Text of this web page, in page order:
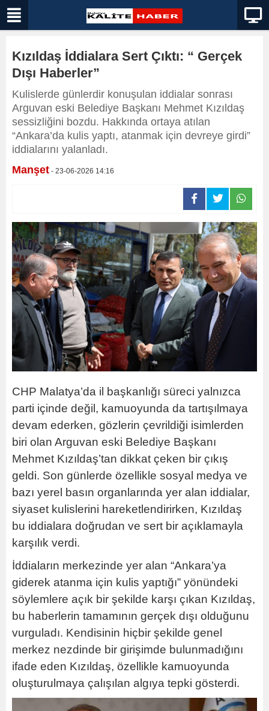
Kızıldaş İddialara Sert Çıktı: “ Gerçek
Dışı Haberler”
Kulislerde günlerdir konuşulan iddialar sonrası
Arguvan eski Belediye Başkanı Mehmet Kızıldaş
sessizliğini bozdu. Hakkında ortaya atılan
“Ankara’da kulis yaptı, atanmak için devreye girdi”
iddialarını yalanladı.
Manşet - 23-06-2026 14:16
CHP Malatya’da il başkanlığı süreci yalnızca
parti içinde değil, kamuoyunda da tartışılmaya
devam ederken, gözlerin çevrildiği isimlerden
biri olan Arguvan eski Belediye Başkanı
Mehmet Kızıldaş’tan dikkat çeken bir çıkış
geldi. Son günlerde özellikle sosyal medya ve
bazı yerel basın organlarında yer alan iddialar,
siyaset kulislerini hareketlendirirken, Kızıldaş
bu iddialara doğrudan ve sert bir açıklamayla
karşılık verdi.
İddiaların merkezinde yer alan “Ankara’ya
giderek atanma için kulis yaptığı” yönündeki
söylemlere açık bir şekilde karşı çıkan Kızıldaş,
bu haberlerin tamamının gerçek dışı olduğunu
vurguladı. Kendisinin hiçbir şekilde genel
merkez nezdinde bir girişimde bulunmadığını
ifade eden Kızıldaş, özellikle kamuoyunda
oluşturulmaya çalışılan algıya tepki gösterdi.